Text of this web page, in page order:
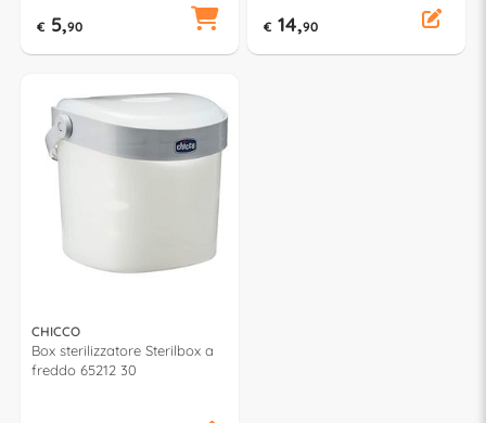
€ 5,90 € 14,90
CHICCO
Box sterilizzatore Sterilbox a
freddo 65212 30